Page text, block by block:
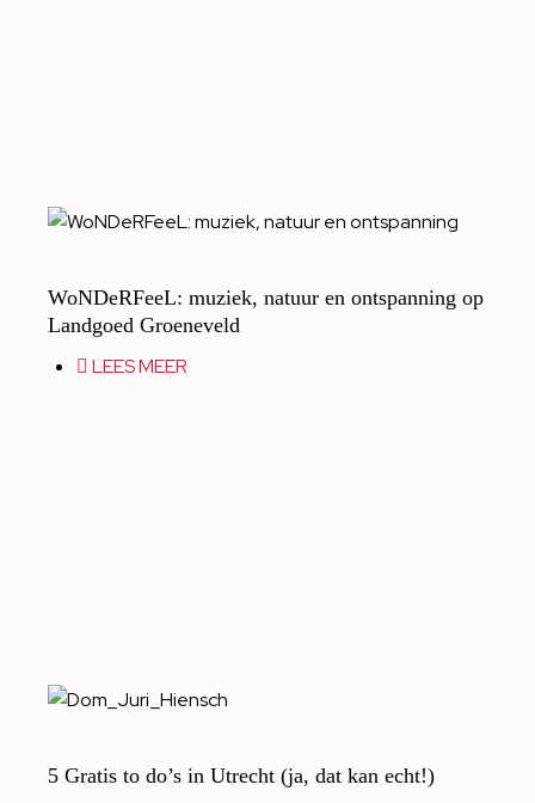
WoNDeRFeeL: muziek, natuur en ontspanning op
Landgoed Groeneveld
LEES MEER
5 Gratis to do’s in Utrecht (ja, dat kan echt!)